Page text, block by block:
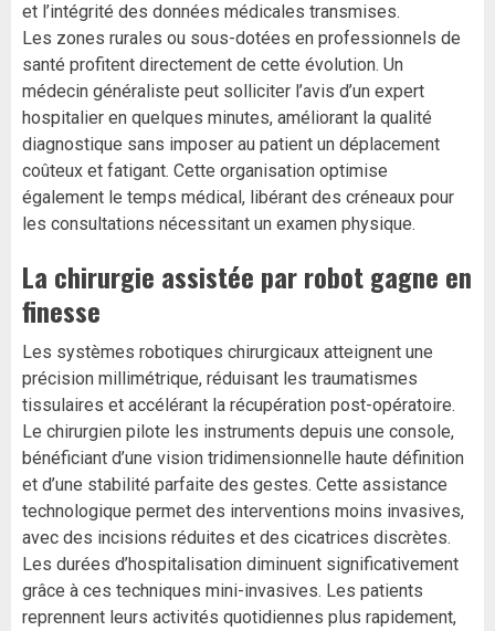
et l’intégrité des données médicales transmises.
Les zones rurales ou sous-dotées en professionnels de
santé profitent directement de cette évolution. Un
médecin généraliste peut solliciter l’avis d’un expert
hospitalier en quelques minutes, améliorant la qualité
diagnostique sans imposer au patient un déplacement
coûteux et fatigant. Cette organisation optimise
également le temps médical, libérant des créneaux pour
les consultations nécessitant un examen physique.
La chirurgie assistée par robot gagne en
finesse
Les systèmes robotiques chirurgicaux atteignent une
précision millimétrique, réduisant les traumatismes
tissulaires et accélérant la récupération post-opératoire.
Le chirurgien pilote les instruments depuis une console,
bénéficiant d’une vision tridimensionnelle haute définition
et d’une stabilité parfaite des gestes. Cette assistance
technologique permet des interventions moins invasives,
avec des incisions réduites et des cicatrices discrètes.
Les durées d’hospitalisation diminuent significativement
grâce à ces techniques mini-invasives. Les patients
reprennent leurs activités quotidiennes plus rapidement,